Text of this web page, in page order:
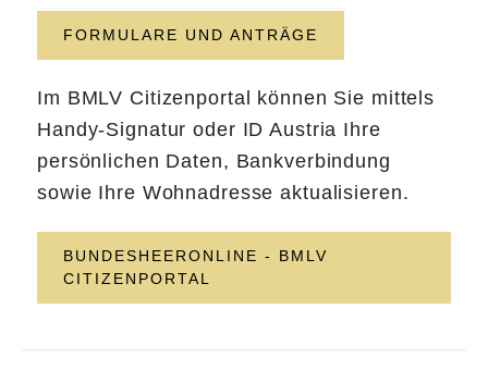
FORMULARE UND ANTRÄGE
Im BMLV Citizenportal können Sie mittels
Handy-Signatur oder ID Austria Ihre
persönlichen Daten, Bankverbindung
sowie Ihre Wohnadresse aktualisieren.
BUNDESHEERONLINE - BMLV
CITIZENPORTAL